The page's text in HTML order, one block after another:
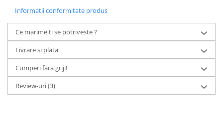
Informatii conformitate produs
Ce marime ti se potriveste ?
Livrare si plata
Cumperi fara griji!
Review-uri(3)